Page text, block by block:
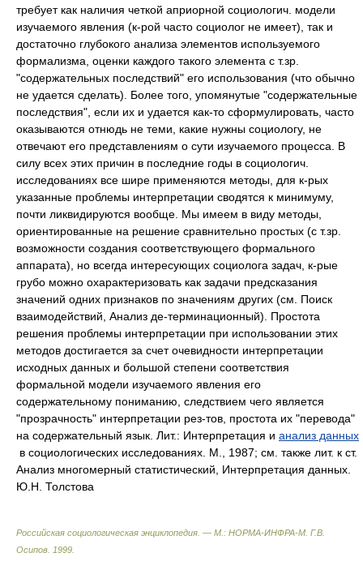
требует как наличия четкой априорной социологич. модели
изучаемого явления (к-рой часто социолог не имеет), так и
достаточно глубокого анализа элементов используемого
формализма, оценки каждого такого элемента с т.зр.
"содержательных последствий" его использования (что обычно
не удается сделать). Более того, упомянутые "содержательные
последствия", если их и удается как-то сформулировать, часто
оказываются отнюдь не теми, какие нужны социологу, не
отвечают его представлениям о сути изучаемого процесса. В
силу всех этих причин в последние годы в социологич.
исследованиях все шире применяются методы, для к-рых
указанные проблемы интерпретации сводятся к минимуму,
почти ликвидируются вообще. Мы имеем в виду методы,
ориентированные на решение сравнительно простых (с т.зр.
возможности создания соответствующего формального
аппарата), но всегда интересующих социолога задач, к-рые
грубо можно охарактеризовать как задачи предсказания
значений одних признаков по значениям других (см. Поиск
взаимодействий, Анализ де-терминационный). Простота
решения проблемы интерпретации при использовании этих
методов достигается за счет очевидности интерпретации
исходных данных и большой степени соответствия
формальной модели изучаемого явления его
содержательному пониманию, следствием чего является
"прозрачность" интерпретации рез-тов, простота их "перевода"
на содержательный язык. Лит.: Интерпретация и анализ данных
в социологических исследованиях. М., 1987; см. также лит. к ст.
Анализ многомерный статистический, Интерпретация данных.
Ю.Н. Толстова
Российская социологическая энциклопедия. — М.: НОРМА-ИНФРА-М Г.В.
Осипов 1999